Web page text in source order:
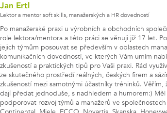
Jan Ertl
Lektor a mentor soft skills, manažerských a HR dovedností
Po manažerské praxi u výrobních a obchodních
role lektora/mentora a této práci se věnuji již 17 let.
jejich týmům posouvat se především v oblastech
komunikačních dovedností, ve kterých Vám umím
zkušeností a praktických tipů pro Vaši praxi. Rád
ze skutečného prostředí reálných, českých firem a
zkušeností mezi samotnými účastníky tréninků. Věřím,
dají předat jednoduše, s nadhledem a humorem:)
podporovat rozvoj týmů a manažerů ve společnostech